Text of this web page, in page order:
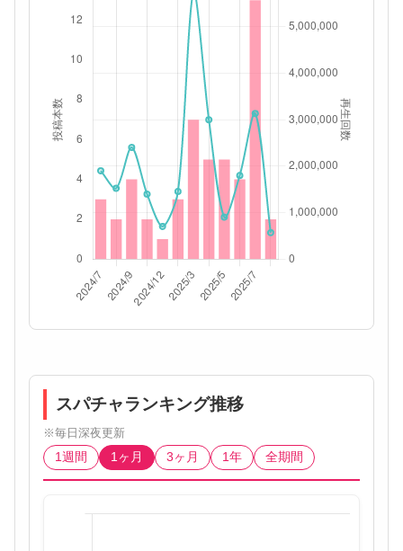
スパチャランキング推移
※毎日深夜更新
1週間
1ヶ月 3ヶ月 1年 全期間